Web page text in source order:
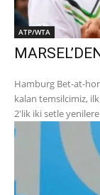
ATP/WTA
Hamburg Bet-at-
kalan temsilcimiz,
2'lik iki setle